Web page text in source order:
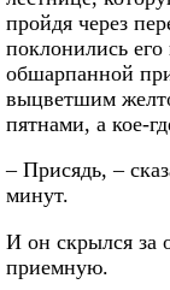
пройдя через
поклонились
обшарпанной
выцветшим
пятнами, а кое-
– Присядь, –
минут.
И он скрылся за
приемную.